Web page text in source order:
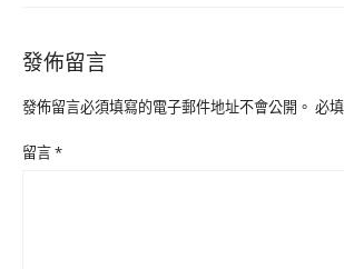
發佈留言
發佈留言必須填寫的電子郵件地址不會公開。 必
留言*